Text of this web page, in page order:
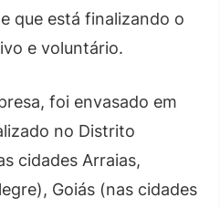
que está finalizando o
e voluntário.
foi envasado em
no Distrito
cidades Arraias,
Goiás (nas cidades